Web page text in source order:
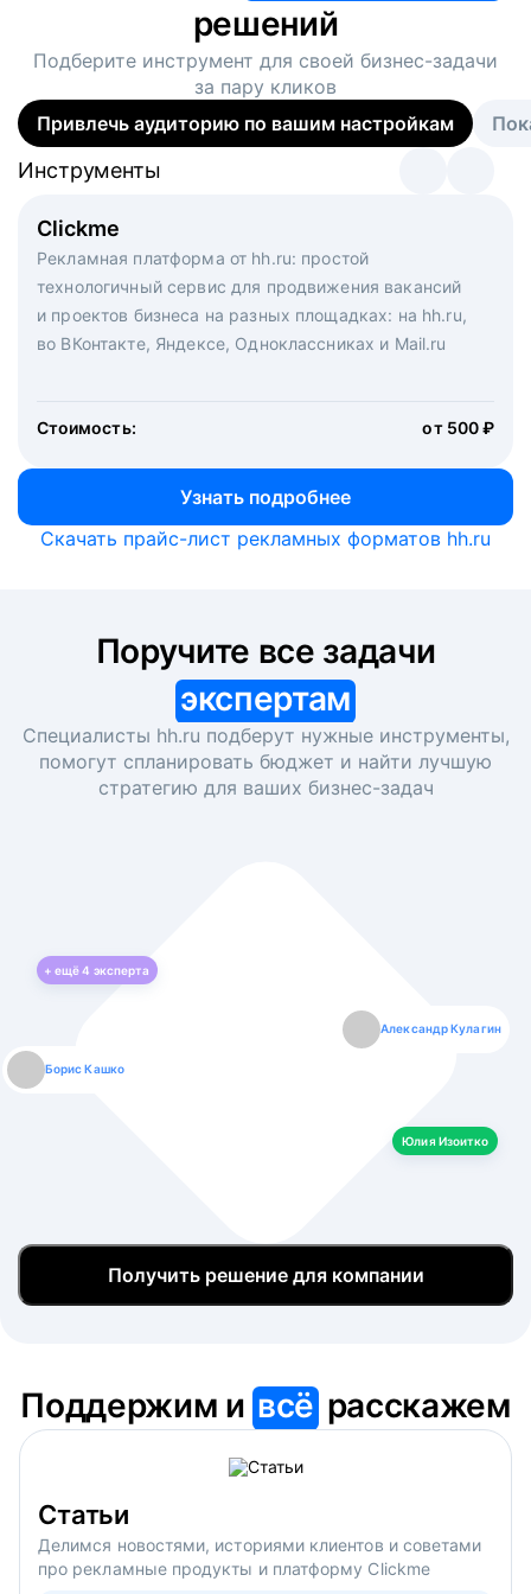
решений
Подберите инструмент для своей бизнес-задачи
за пару кликов
Привлечь аудиторию по вашим настройкам
Clickme
Рекламная платформа от hh.ru: простой
технологичный сервис для продвижения вакансий
и проектов бизнеса на разных площадках: на hh.ru,
во ВКонтакте, Яндексе, Одноклассниках и Mail.ru
Стоимость: от 500 ₽
Узнать подробнее
Инструменты
Вакансия дня
Рекламный формат для вакансий на главной странице
hh.ru. Увеличивает количество откликов
Инструменты
Массовый подбор под ключ. Решите, сколько
кандидатов и когда вам нужно, и за дело возьмутся
маркетологи, рекрутеры и проектные менеджеры
hh.ru с целым набором digital-инструментов
Инструменты
Скачать прайс-лист рекламных форматов hh.ru
экспертам
Специалисты hh.ru подберут нужные инструменты,
помогут спланировать бюджет и найти лучшую
стратегию для ваших бизнес-задач
+ ещё4 эксперта
Борис Кашко
Александр Кулагин
Юлия Изоитко
Юлия Изоитко
Даниил Макаров
Александр Кулагин
Екатерина Лазаренко
Даниил Макаров
Борис Кашко
Екатерина Лазаренко
Юлия Изоитко
Получить решение для компании
Поддержим ивсё расскажем
Статьи
Делимся новостями, историями клиентов и советами
про рекламные продукты и платформу Clickme